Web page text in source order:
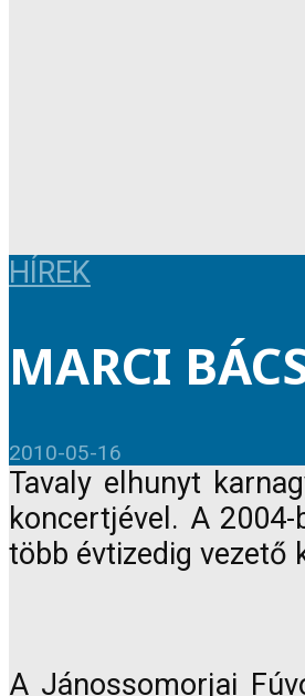
HÍREK
MARCI
2010-05-16
Tavaly elhunyt
koncertjével. A
több évtizedig vezető
A Jánossomorjai